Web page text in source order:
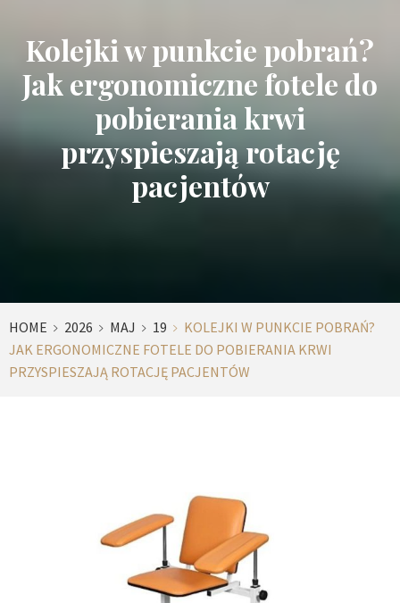
Kolejki w punkcie pobrań?
Jak ergonomiczne fotele do
pobierania krwi
przyspieszają rotację
pacjentów
HOME 2026 MAJ 19
KOLEJKI W PUNKCIE POBRAŃ?
JAK ERGONOMICZNE FOTELE DO POBIERANIA KRWI
PRZYSPIESZAJĄ ROTACJĘ PACJENTÓW